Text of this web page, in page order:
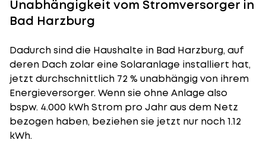
Unabhängigkeit vom Stromversorger in
Bad Harzburg
Dadurch sind die Haushalte in Bad Harzburg, auf
deren Dach zolar eine Solaranlage installiert hat,
jetzt durchschnittlich 72 % unabhängig von ihrem
Energieversorger. Wenn sie ohne Anlage also
bspw. 4.000 kWh Strom pro Jahr aus dem Netz
bezogen haben, beziehen sie jetzt nur noch 1.12
kWh.